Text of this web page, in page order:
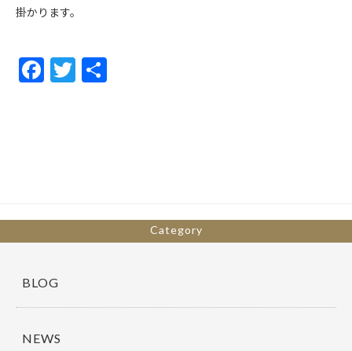
掛かります。
F
k
T
Category
BLOG
NEWS